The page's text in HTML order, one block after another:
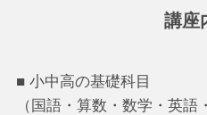
講座
■ 小中高の基礎科目
（国語・算数・数学・英語